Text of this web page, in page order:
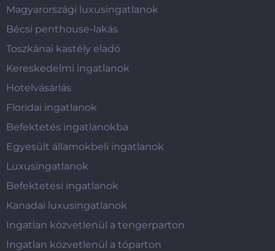
Magyarországi luxusingatlanok
Bécsi penthouse-lakás
Toszkánai kastély eladó
Kereskedelmi ingatlanok
Hotelvásárlás
Floridai ingatlanok
Befektetés ingatlanokba
Egyesült államokbeli ingatlanok
Luxusingatlanok
Befektetési ingatlanok
Kanadai luxusingatlanok
Ingatlan közvetlenül a tengerparton
Ingatlan közvetlenül a tóparton